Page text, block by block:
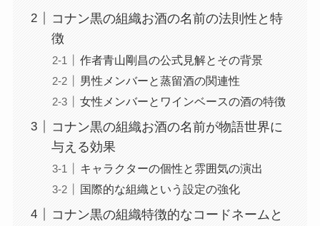
コナン黒の組織お酒の名前の法則性と特
徴
作者青山剛昌の公式見解とその背景
男性メンバーと蒸留酒の関連性
女性メンバーとワインベースの酒の特徴
コナン黒の組織お酒の名前が物語世界に
与える効果
キャラクターの個性と雰囲気の演出
国際的な組織という設定の強化
コナン黒の組織特徴的なコードネームと